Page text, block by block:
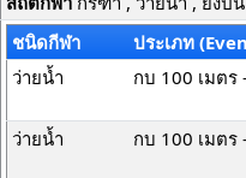
ชนิดกีฬา
ประเภท
ว่ายน้ำ
กบ 100 เมตร
ว่ายน้ำ กบ 100 เมตร